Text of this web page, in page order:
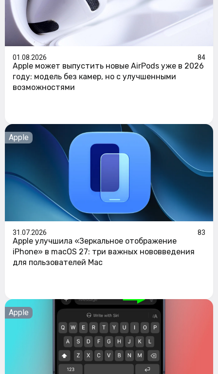
01.08.2026 84
Apple может выпустить новые AirPods уже в 2026
году: модель без камер, но с улучшенными
возможностями
Apple
31.07.2026 83
Apple улучшила «Зеркальное отображение
iPhone» в macOS 27: три важных нововведения
для пользователей Mac
Apple